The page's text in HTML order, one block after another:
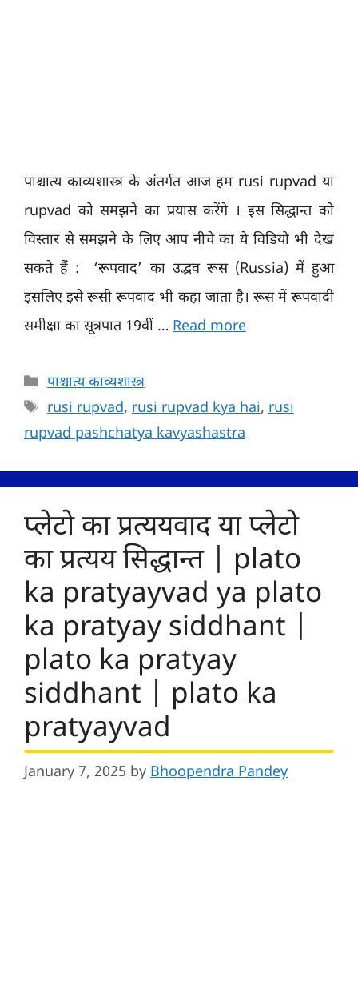
पाश्चात्य काव्यशास्त्र के अंतर्गत आज हम rusi rupvad या
rupvad को समझने का प्रयास करेंगे । इस सिद्धान्त को
विस्तार से समझने के लिए आप नीचे का ये विडियो भी देख
सकते हैं : ‘रूपवाद’ का उद्भव रूस (Russia) में हुआ
इसलिए इसे रूसी रूपवाद भी कहा जाता है। रूस में रूपवादी
समीक्षा का सूत्रपात 19वीं … Read more
Categories
पाश्चात्य काव्यशास्त्र
Tags
rusi rupvad,rusi rupvad kya hai,rusi
rupvad pashchatya kavyashastra
प्लेटो का प्रत्ययवाद या प्लेटो
का प्रत्यय सिद्धान्त | plato
ka pratyayvad ya plato
ka pratyay siddhant |
plato ka pratyay
siddhant | plato ka
pratyayvad
January 7, 2025 by Bhoopendra Pandey